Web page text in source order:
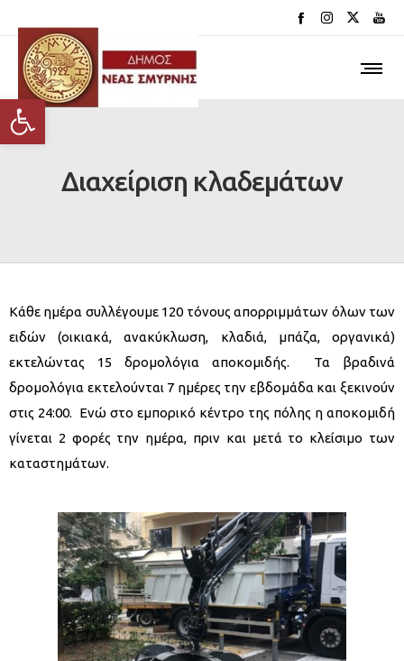
Ανοίξτε τη γραμμή εργαλείων
Διαχείριση κλαδεμάτων
Κάθε ημέρα συλλέγουμε 120 τόνους απορριμμάτων όλων των
ειδών (οικιακά, ανακύκλωση, κλαδιά, μπάζα, οργανικά)
εκτελώντας 15 δρομολόγια αποκομιδής. Τα βραδινά
δρομολόγια εκτελούνται 7 ημέρες την εβδομάδα και ξεκινούν
στις 24:00. Ενώ στο εμπορικό κέντρο της πόλης η αποκομιδή
γίνεται 2 φορές την ημέρα, πριν και μετά το κλείσιμο των
καταστημάτων.